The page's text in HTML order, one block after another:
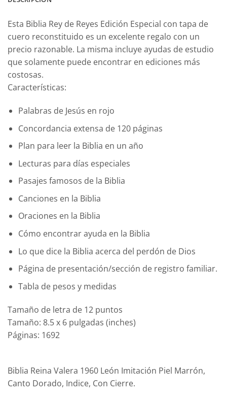
Esta Biblia Rey de Reyes Edición Especial con tapa de
cuero reconstituido es un excelente regalo con un
precio razonable. La misma incluye ayudas de estudio
que solamente puede encontrar en ediciones más
costosas.
Caracterí­sticas:
Palabras de Jesús en rojo
Concordancia extensa de 120 páginas
Plan para leer la Biblia en un año
Lecturas para días especiales
Pasajes famosos de la Biblia
Canciones en la Biblia
Oraciones en la Biblia
Cómo encontrar ayuda en la Biblia
Lo que dice la Biblia acerca del perdón de Dios
Página de presentación/sección de registro familiar.
Tabla de pesos y medidas
Tamaño de letra de 12 puntos
Tamaño: 8.5 x 6 pulgadas (inches)
Páginas: 1692
Biblia Reina Valera 1960 León Imitación Piel Marrón,
Canto Dorado, Indice, Con Cierre.